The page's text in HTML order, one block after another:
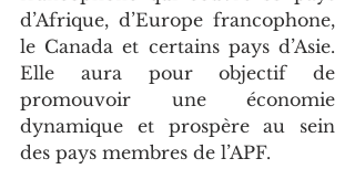
d’Afrique, d’Europe francophone,
le Canada et certains pays d’Asie.
Elle aura pour objectif de
promouvoir une économie
dynamique et prospère au sein
des pays membres de l’APF.